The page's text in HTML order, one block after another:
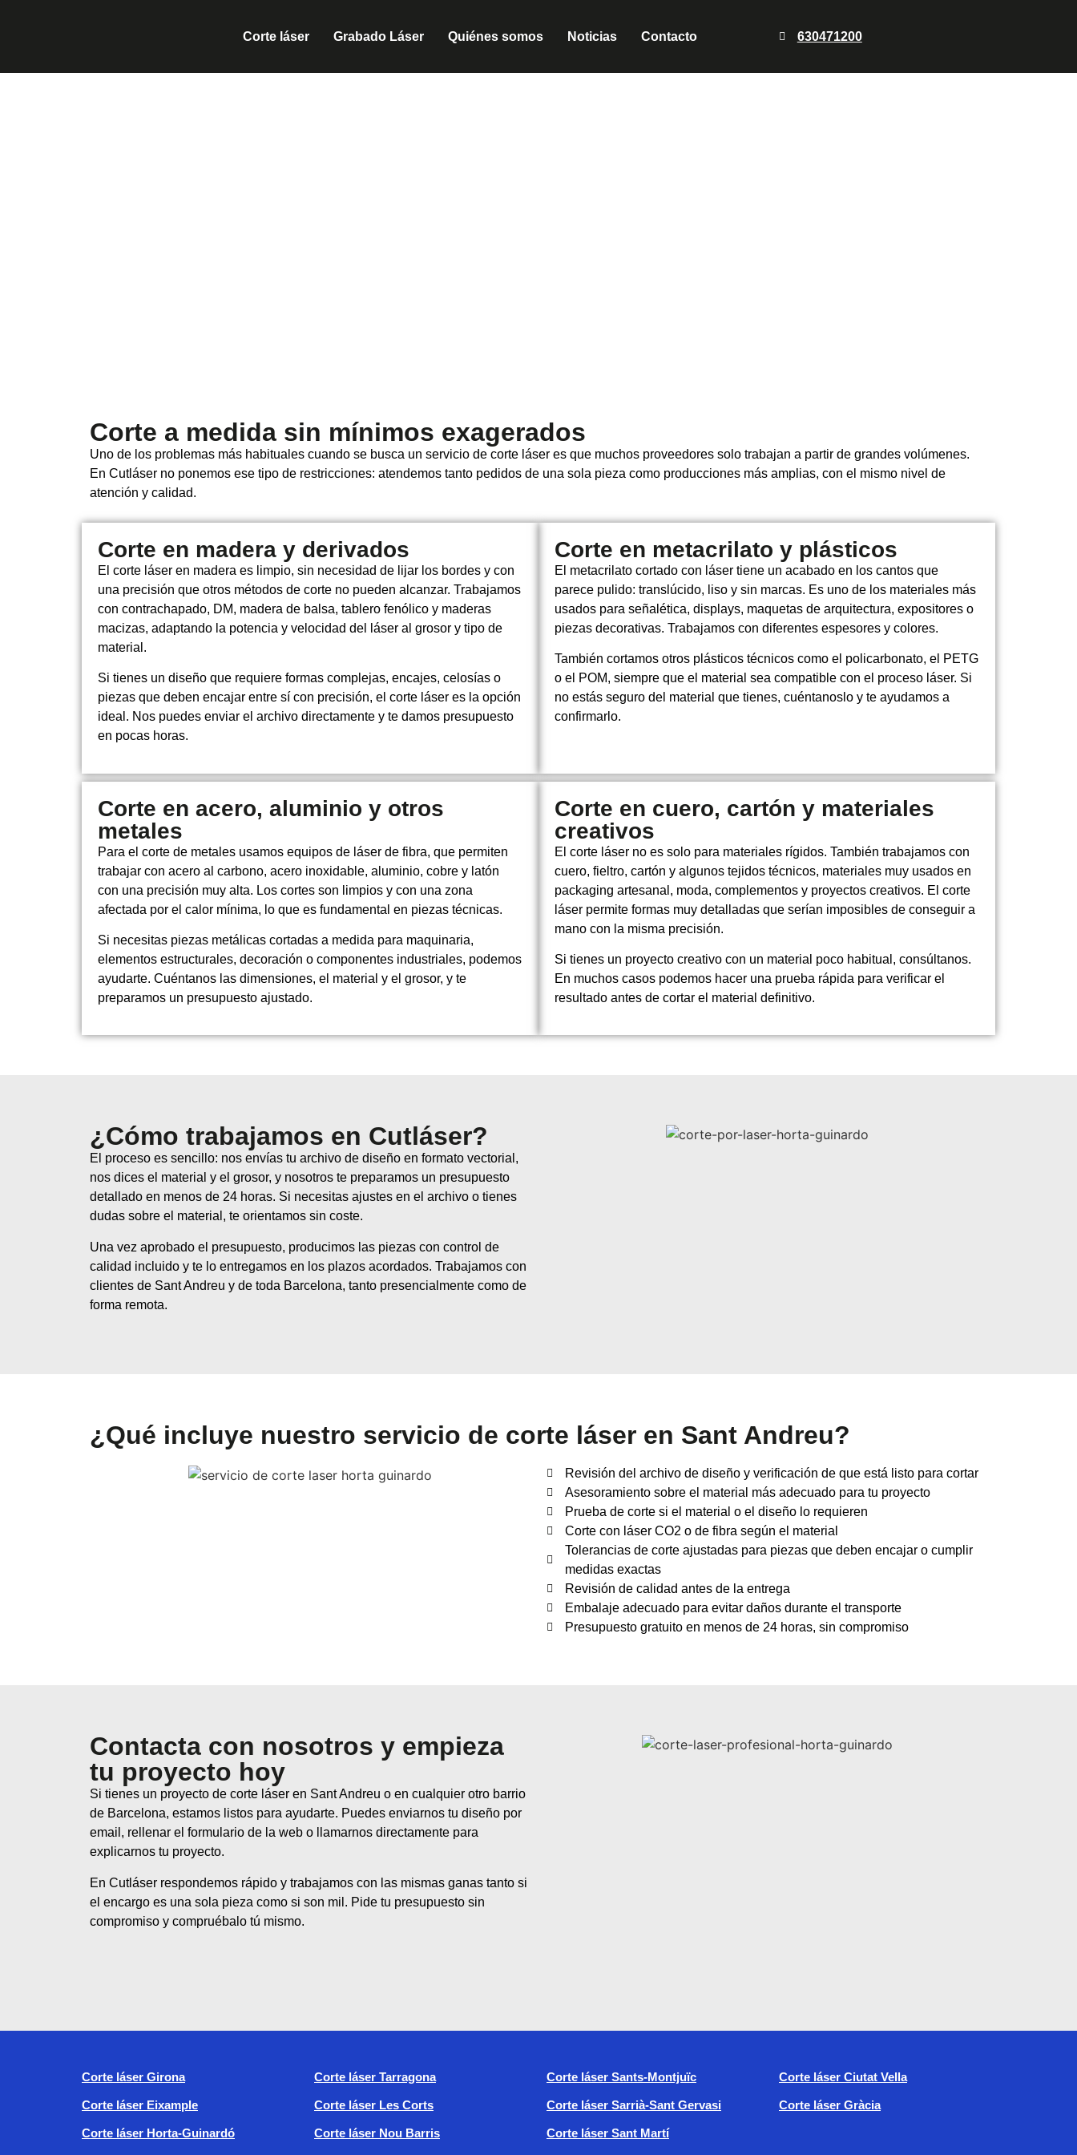
Corte láser Grabado Láser Quiénes somos Noticias Contacto 630471200
Corte a medida sin mínimos exagerados
Uno de los problemas más habituales cuando se busca un servicio de corte láser es que muchos proveedores solo trabajan a partir de grandes volúmenes.
En Cutláser no ponemos ese tipo de restricciones: atendemos tanto pedidos de una sola pieza como producciones más amplias, con el mismo nivel de
atención y calidad.
Corte en madera y derivados
El corte láser en madera es limpio, sin necesidad de lijar los bordes y con
una precisión que otros métodos de corte no pueden alcanzar. Trabajamos
con contrachapado, DM, madera de balsa, tablero fenólico y maderas
macizas, adaptando la potencia y velocidad del láser al grosor y tipo de
material.
Si tienes un diseño que requiere formas complejas, encajes, celosías o
piezas que deben encajar entre sí con precisión, el corte láser es la opción
ideal. Nos puedes enviar el archivo directamente y te damos presupuesto
en pocas horas.
Corte en metacrilato y plásticos
El metacrilato cortado con láser tiene un acabado en los cantos que
parece pulido: translúcido, liso y sin marcas. Es uno de los materiales más
usados para señalética, displays, maquetas de arquitectura, expositores o
piezas decorativas. Trabajamos con diferentes espesores y colores.
También cortamos otros plásticos técnicos como el policarbonato, el PETG
o el POM, siempre que el material sea compatible con el proceso láser. Si
no estás seguro del material que tienes, cuéntanoslo y te ayudamos a
confirmarlo.
Corte en acero, aluminio y otros
metales
Para el corte de metales usamos equipos de láser de fibra, que permiten
trabajar con acero al carbono, acero inoxidable, aluminio, cobre y latón
con una precisión muy alta. Los cortes son limpios y con una zona
afectada por el calor mínima, lo que es fundamental en piezas técnicas.
Si necesitas piezas metálicas cortadas a medida para maquinaria,
elementos estructurales, decoración o componentes industriales, podemos
ayudarte. Cuéntanos las dimensiones, el material y el grosor, y te
preparamos un presupuesto ajustado.
Corte en cuero, cartón y materiales
creativos
El corte láser no es solo para materiales rígidos. También trabajamos con
cuero, fieltro, cartón y algunos tejidos técnicos, materiales muy usados en
packaging artesanal, moda, complementos y proyectos creativos. El corte
láser permite formas muy detalladas que serían imposibles de conseguir a
mano con la misma precisión.
Si tienes un proyecto creativo con un material poco habitual, consúltanos.
En muchos casos podemos hacer una prueba rápida para verificar el
resultado antes de cortar el material definitivo.
¿Cómo trabajamos en Cutláser?
El proceso es sencillo: nos envías tu archivo de diseño en formato vectorial,
nos dices el material y el grosor, y nosotros te preparamos un presupuesto
detallado en menos de 24 horas. Si necesitas ajustes en el archivo o tienes
dudas sobre el material, te orientamos sin coste.
Una vez aprobado el presupuesto, producimos las piezas con control de
calidad incluido y te lo entregamos en los plazos acordados. Trabajamos con
clientes de Sant Andreu y de toda Barcelona, tanto presencialmente como de
forma remota.
¿Qué incluye nuestro servicio de corte láser en Sant Andreu?
Revisión del archivo de diseño y verificación de que está listo para cortar
Asesoramiento sobre el material más adecuado para tu proyecto
Prueba de corte si el material o el diseño lo requieren
Corte con láser CO2 o de fibra según el material
Tolerancias de corte ajustadas para piezas que deben encajar o cumplir
medidas exactas
Revisión de calidad antes de la entrega
Embalaje adecuado para evitar daños durante el transporte
Presupuesto gratuito en menos de 24 horas, sin compromiso
Contacta con nosotros y empieza
tu proyecto hoy
Si tienes un proyecto de corte láser en Sant Andreu o en cualquier otro barrio
de Barcelona, estamos listos para ayudarte. Puedes enviarnos tu diseño por
email, rellenar el formulario de la web o llamarnos directamente para
explicarnos tu proyecto.
En Cutláser respondemos rápido y trabajamos con las mismas ganas tanto si
el encargo es una sola pieza como si son mil. Pide tu presupuesto sin
compromiso y compruébalo tú mismo.
Corte láser Girona Corte láser Tarragona Corte láser Sants-Montjuïc Corte láser Ciutat Vella
Corte láser Eixample Corte láser Les Corts Corte láser Sarrià-Sant Gervasi Corte láser Gràcia
Corte láser Horta-Guinardó Corte láser Nou Barris Corte láser Sant Martí